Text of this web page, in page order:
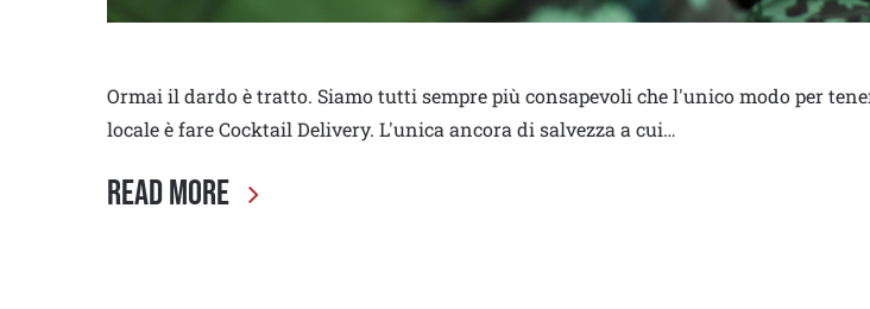
Ormai il dardo è tratto. Siamo tutti sempre più consapevoli che l'unico modo per
locale è fare Cocktail Delivery. L'unica ancora di salvezza a cui…
Read More